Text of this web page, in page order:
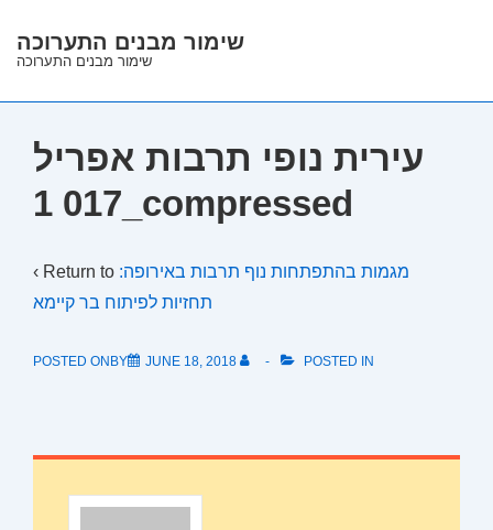
Skip
Main
Content
שימור מבנים התערוכה
שימור מבנים התערוכה
עירית נופי תרבות אפריל
017 1_compressed
‹ Return to מגמות בהתפתחות נוף תרבות באירופה:
תחזיות לפיתוח בר קיימא
POSTED ONBY JUNE 18, 2018 POSTED IN